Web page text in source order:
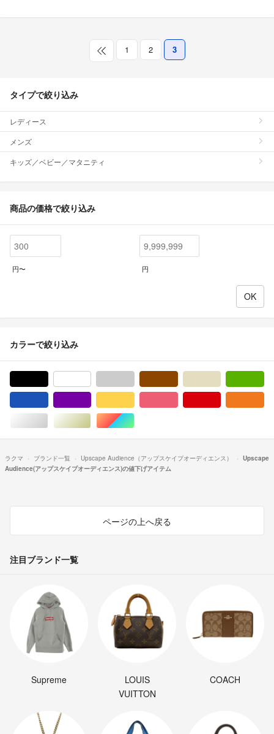
1 2 3
タイプで絞り込み
レディース
メンズ
キッズ／ベビー／マタニティ
商品の価格で絞り込み
円〜 円
カラーで絞り込み
シルバー/銀色系ゴールド/金色系マルチカラー
ラクマ ブランド一覧 Upscape Audience（アップスケイプオーディエンス）
Upscape
Audience(アップスケイプオーディエンス)の値下げアイテム
ページの上へ戻る
注目ブランド一覧
Supreme
LOUIS
VUITTON
COACH